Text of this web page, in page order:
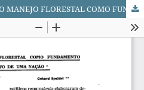
OS PRINCÍPIOS BÁSICOS DO MANEJO FLORESTAL COMO FUNDAMENTO PARA O DESENVOLVIMENTO DE UMA NAÇÃO